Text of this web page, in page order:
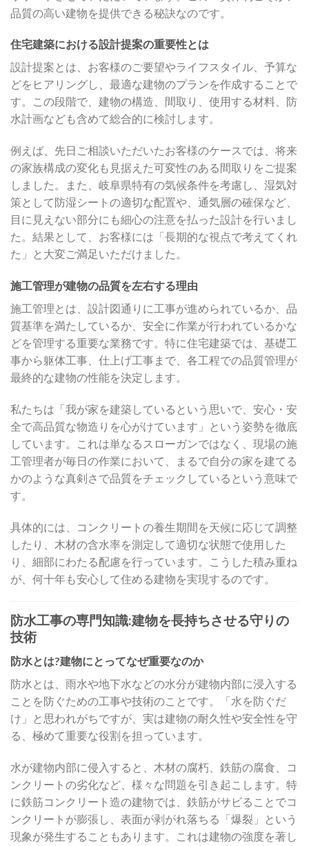
品質の高い建物を提供できる秘訣なのです。
住宅建築における設計提案の重要性とは
設計提案とは、お客様のご要望やライフスタイル、予算な
どをヒアリングし、最適な建物のプランを作成することで
す。この段階で、建物の構造、間取り、使用する材料、防
水計画なども含めて総合的に検討します。
例えば、先日ご相談いただいたお客様のケースでは、将来
の家族構成の変化も見据えた可変性のある間取りをご提案
しました。また、岐阜県特有の気候条件を考慮し、湿気対
策として防湿シートの適切な配置や、通気層の確保など、
目に見えない部分にも細心の注意を払った設計を行いまし
た。結果として、お客様には「長期的な視点で考えてくれ
た」と大変ご満足いただけました。
施工管理が建物の品質を左右する理由
施工管理とは、設計図通りに工事が進められているか、品
質基準を満たしているか、安全に作業が行われているかな
どを管理する重要な業務です。特に住宅建築では、基礎工
事から躯体工事、仕上げ工事まで、各工程での品質管理が
最終的な建物の性能を決定します。
私たちは「我が家を建築しているという思いで、安心・安
全で高品質な物造りを心がけています」という姿勢を徹底
しています。これは単なるスローガンではなく、現場の施
工管理者が毎日の作業において、まるで自分の家を建てる
かのような真剣さで品質をチェックしているという意味で
す。
具体的には、コンクリートの養生期間を天候に応じて調整
したり、木材の含水率を測定して適切な状態で使用した
り、細部にわたる配慮を行っています。こうした積み重ね
が、何十年も安心して住める建物を実現するのです。
防水工事の専門知識:建物を長持ちさせる守りの
技術
防水とは?建物にとってなぜ重要なのか
防水とは、雨水や地下水などの水分が建物内部に浸入する
ことを防ぐための工事や技術のことです。「水を防ぐだ
け」と思われがちですが、実は建物の耐久性や安全性を守
る、極めて重要な役割を担っています。
水が建物内部に侵入すると、木材の腐朽、鉄筋の腐食、コ
ンクリートの劣化など、様々な問題を引き起こします。特
に鉄筋コンクリート造の建物では、鉄筋がサビることでコ
ンクリートが膨張し、表面が剥がれ落ちる「爆裂」という
現象が発生することもあります。これは建物の強度を著し